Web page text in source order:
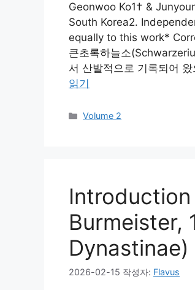
Geonwoo Ko1† &
South Korea2.
equally to this work*
큰초록하늘소
서 산발적으로 기록되어
읽기
카
Volume 2
Burmeister,
Dynastinae)
2026-02-15 작성자: Flavus